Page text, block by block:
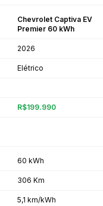
Chevrolet Captiva EV
Premier 60 kWh
2026
Elétrico
R$199.990
60 kWh
306 Km
5,1 km/kWh